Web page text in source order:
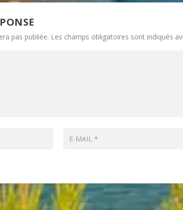
pas publiée. Les champs obligatoires sont indiqués